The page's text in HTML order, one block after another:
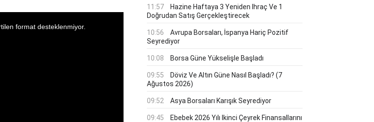
11:57
Hazine Haftaya 3 Yeniden Ihraç Ve 1
Doğrudan Satış Gerçekleştirecek
10:56
Avrupa Borsaları, İspanya Hariç Pozitif
Seyrediyor
10:08 Borsa Güne Yükselişle Başladı
09:55
Döviz Ve Altın Güne Nasıl Başladı? (7
Ağustos 2026)
09:52 Asya Borsaları Karışık Seyrediyor
09:45
Ebebek 2026 Yılı Ikinci Çeyrek Finansallarını